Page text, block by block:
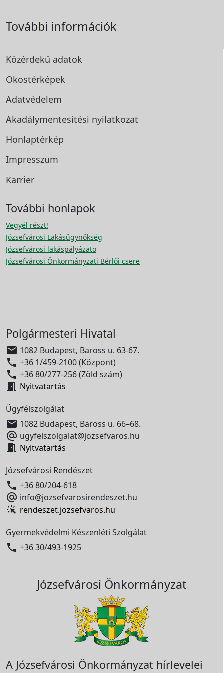
További információk
Közérdekű adatok
Okostérképek
Adatvédelem
Akadálymentesítési nyilatkozat
Honlaptérkép
Impresszum
Karrier
További honlapok
Vegyél részt!
Józsefvárosi Lakásügynökség
Józsefvárosi lakáspályázato
Józsefvárosi Önkormányzati Bérlői csere
Polgármesteri Hivatal
 1082 Budapest, Baross u. 63-67.
 +36 1/459-2100 (Központ)
 +36 80/277-256 (Zöld szám)
 Nyitvatartás
Ügyfélszolgálat
 1082 Budapest, Baross u. 66–68.
 ugyfelszolgalat@jozsefvaros.hu
 Nyitvatartás
Józsefvárosi Rendészet
 +36 80/204-618
 info@jozsefvarosirendeszet.hu
rendeszet.jozsefvaros.hu
Gyermekvédelmi Készenléti Szolgálat
 +36 30/493-1925
Józsefvárosi Önkormányzat
A Józsefvárosi Önkormányzat hírlevelei